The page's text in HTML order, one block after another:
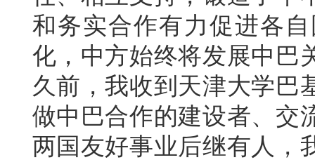
和务实合作有力促进各
化，中方始终将发展中巴
久前，我收到天津大学巴
做中巴合作的建设者、交
两国友好事业后继有人，